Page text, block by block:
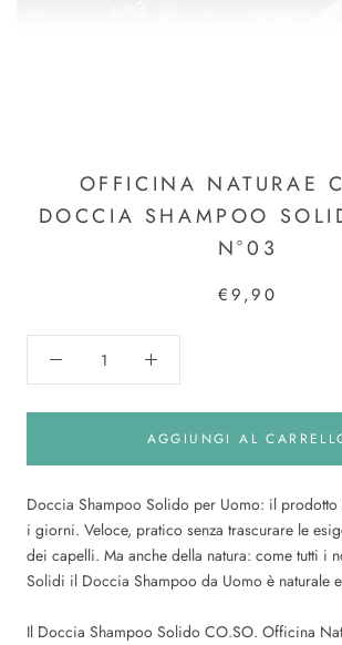
OFFICINA NATURAE
DOCCIA SHAMPOO
N°03
€9,90
AGGIUNGI AL
Doccia Shampoo Solido per Uomo: il prodotto
i giorni. Veloce, pratico senza trascurare le
dei capelli. Ma anche della natura: come tutti i
Solidi il Doccia Shampoo da Uomo è naturale
Il Doccia Shampoo Solido CO.SO. Officina